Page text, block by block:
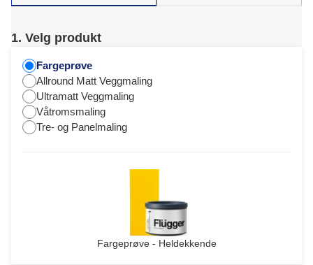
1. Velg produkt
Fargeprøve
Allround Matt Veggmaling
Ultramatt Veggmaling
Våtromsmaling
Tre- og Panelmaling
Fargeprøve - Heldekkende